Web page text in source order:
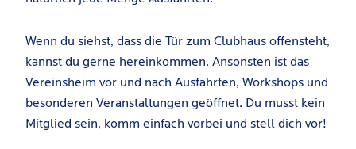
Wenn du siehst, dass die Tür zum Clubhaus offensteht,
kannst du gerne hereinkommen. Ansonsten ist das
Vereinsheim vor und nach Ausfahrten, Workshops und
besonderen Veranstaltungen geöffnet. Du musst kein
Mitglied sein, komm einfach vorbei und stell dich vor!